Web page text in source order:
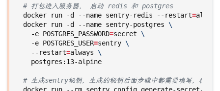
# 打包进入服务器， 启动 redis 和 postgres
docker run -d --name sentry-redis --restart=
docker run -d --name sentry-postgres
  -e
POSTGRES_PASSWORD=secret
  -e
POSTGRES_USER=sentry
  --restart
=always
  postgres:13-alpine
# 生成sentry秘钥，生成的秘钥后面步骤中都需要填写，很重要